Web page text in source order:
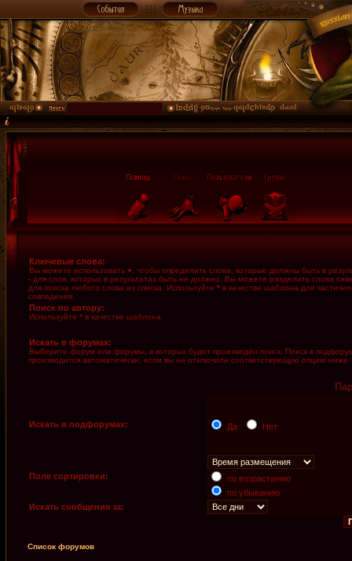
Ключевые слова:
Вы можете использовать + , чтобы определить слова, которые должны быть в
- для слов, которых в результатах быть не должно. Вы можете разделить слова
для поиска любого слова из списка. Используйте * в качестве шаблона для
совпадения.
Поиск по автору:
Используйте * в качестве шаблона.
Искать в форумах:
Выберите форум или форумы, в которых будет произведён поиск. Поиск в
производится автоматически, если вы не отключили соответствующую опцию ниже.
Искать в подфорумах: Да Нет
Поле сортировки:
по возрастанию
по убыванию
Искать сообщения за:
Список форумов